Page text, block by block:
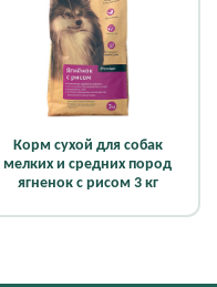
Корм сухой для собак
мелких и средних пород
ягненок с рисом 3 кг